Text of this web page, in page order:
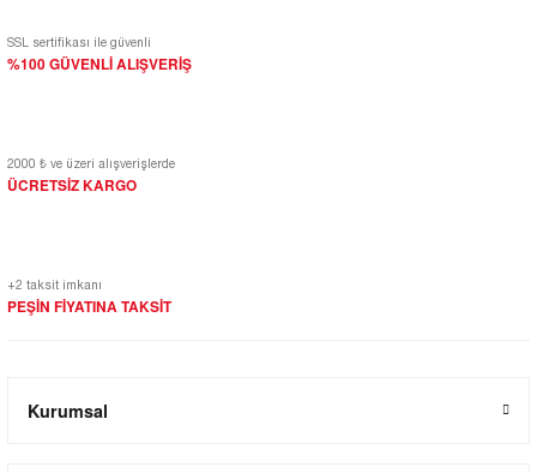
SSL sertifikası ile güvenli
%100 GÜVENLİ ALIŞVERİŞ
2000 ₺ ve üzeri alışverişlerde
ÜCRETSİZ KARGO
+2 taksit imkanı
PEŞİN FİYATINA TAKSİT
Kurumsal